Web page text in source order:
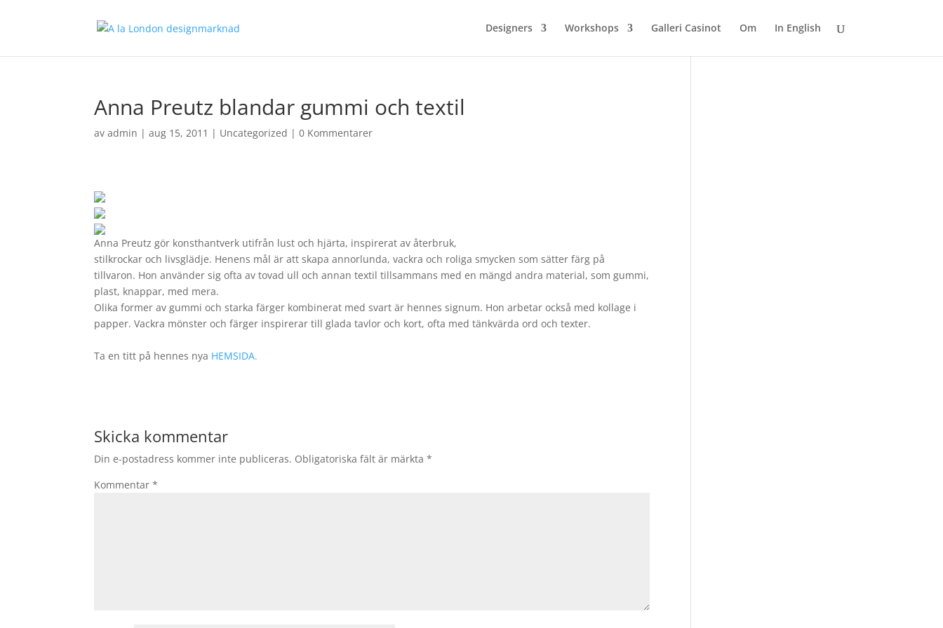
Designers Workshops Galleri Casinot Om In English
Anna Preutz blandar gummi och textil
avadmin |aug 15, 2011 | Uncategorized |0 Kommentarer
Anna Preutz gör konsthantverk utifrån lust och hjärta, inspirerat av återbruk,
stilkrockar och livsglädje. Henens mål är att skapa annorlunda, vackra och roliga smycken som sätter färg på
tillvaron. Hon använder sig ofta av tovad ull och annan textil tillsammans med en mängd andra material, som gummi,
plast, knappar, med mera.
Olika former av gummi och starka färger kombinerat med svart är hennes signum. Hon arbetar också med kollage i
papper. Vackra mönster och färger inspirerar till glada tavlor och kort, ofta med tänkvärda ord och texter.
Ta en titt på hennes nya HEMSIDA.
Skicka kommentar
Din e-postadress kommer inte publiceras. Obligatoriska fält är märkta*
Kommentar*